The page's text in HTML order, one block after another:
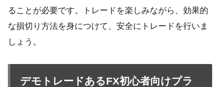
ることが必要です。トレードを楽しみながら、効果的
な損切り方法を身につけて、安全にトレードを行いま
しょう。
デモトレードあるFX初心者向けプラ